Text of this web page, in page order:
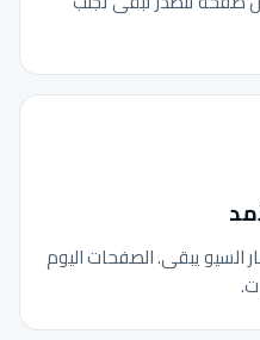
السيو يبقى. الصفحات اليوم